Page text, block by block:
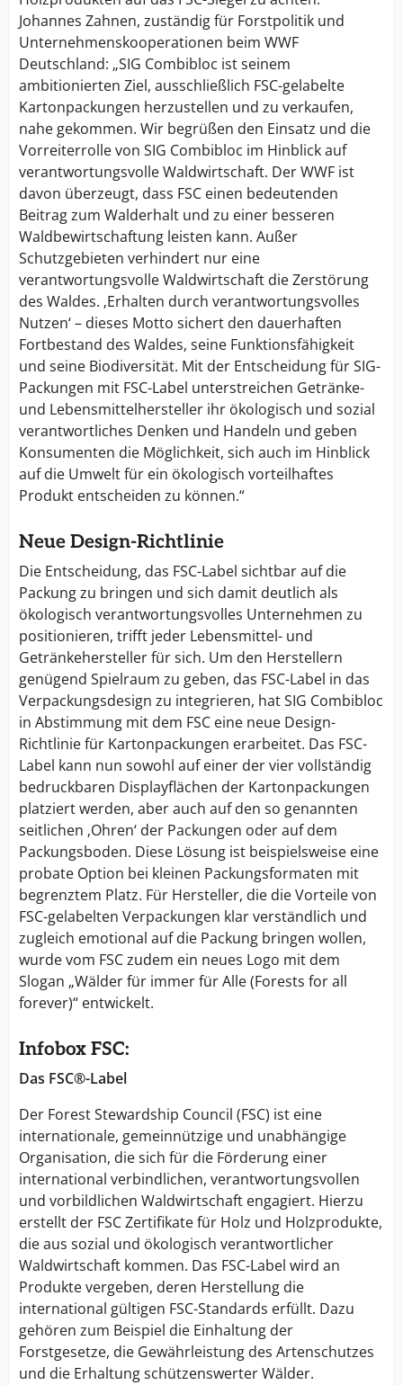
Johannes Zahnen, zuständig für Forstpolitik und
Unternehmenskooperationen beim WWF
Deutschland: „SIG Combibloc ist seinem
ambitionierten Ziel, ausschließlich FSC-gelabelte
Kartonpackungen herzustellen und zu verkaufen,
nahe gekommen. Wir begrüßen den Einsatz und die
Vorreiterrolle von SIG Combibloc im Hinblick auf
verantwortungsvolle Waldwirtschaft. Der WWF ist
davon überzeugt, dass FSC einen bedeutenden
Beitrag zum Walderhalt und zu einer besseren
Waldbewirtschaftung leisten kann. Außer
Schutzgebieten verhindert nur eine
verantwortungsvolle Waldwirtschaft die Zerstörung
des Waldes. ‚Erhalten durch verantwortungsvolles
Nutzen‘ – dieses Motto sichert den dauerhaften
Fortbestand des Waldes, seine Funktionsfähigkeit
und seine Biodiversität. Mit der Entscheidung für SIG-
Packungen mit FSC-Label unterstreichen Getränke-
und Lebensmittelhersteller ihr ökologisch und sozial
verantwortliches Denken und Handeln und geben
Konsumenten die Möglichkeit, sich auch im Hinblick
auf die Umwelt für ein ökologisch vorteilhaftes
Produkt entscheiden zu können.“
Neue Design-Richtlinie
Die Entscheidung, das FSC-Label sichtbar auf die
Packung zu bringen und sich damit deutlich als
ökologisch verantwortungsvolles Unternehmen zu
positionieren, trifft jeder Lebensmittel- und
Getränkehersteller für sich. Um den Herstellern
genügend Spielraum zu geben, das FSC-Label in das
Verpackungsdesign zu integrieren, hat SIG Combibloc
in Abstimmung mit dem FSC eine neue Design-
Richtlinie für Kartonpackungen erarbeitet. Das FSC-
Label kann nun sowohl auf einer der vier vollständig
bedruckbaren Displayflächen der Kartonpackungen
platziert werden, aber auch auf den so genannten
seitlichen ‚Ohren‘ der Packungen oder auf dem
Packungsboden. Diese Lösung ist beispielsweise eine
probate Option bei kleinen Packungsformaten mit
begrenztem Platz. Für Hersteller, die die Vorteile von
FSC-gelabelten Verpackungen klar verständlich und
zugleich emotional auf die Packung bringen wollen,
wurde vom FSC zudem ein neues Logo mit dem
Slogan „Wälder für immer für Alle (Forests for all
forever)“ entwickelt.
Infobox FSC:
Das FSC®-Label
Der Forest Stewardship Council (FSC) ist eine
internationale, gemeinnützige und unabhängige
Organisation, die sich für die Förderung einer
international verbindlichen, verantwortungsvollen
und vorbildlichen Waldwirtschaft engagiert. Hierzu
erstellt der FSC Zertifikate für Holz und Holzprodukte,
die aus sozial und ökologisch verantwortlicher
Waldwirtschaft kommen. Das FSC-Label wird an
Produkte vergeben, deren Herstellung die
international gültigen FSC-Standards erfüllt. Dazu
gehören zum Beispiel die Einhaltung der
Forstgesetze, die Gewährleistung des Artenschutzes
und die Erhaltung schützenswerter Wälder.